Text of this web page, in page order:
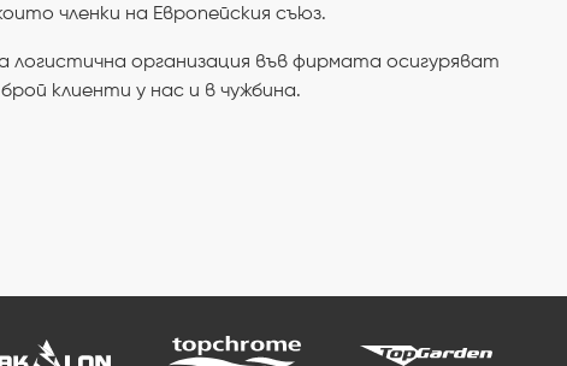
членки на Европейския съюз.
организация във фирмата осигуряват
клиенти у нас и в чужбина.